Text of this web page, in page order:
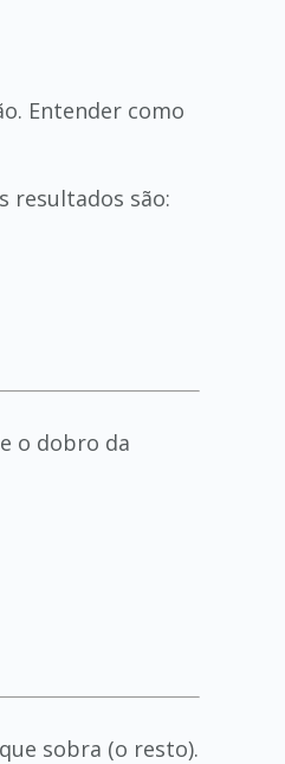
Entender como
resultados são:
o dobro da
sobra (o resto).